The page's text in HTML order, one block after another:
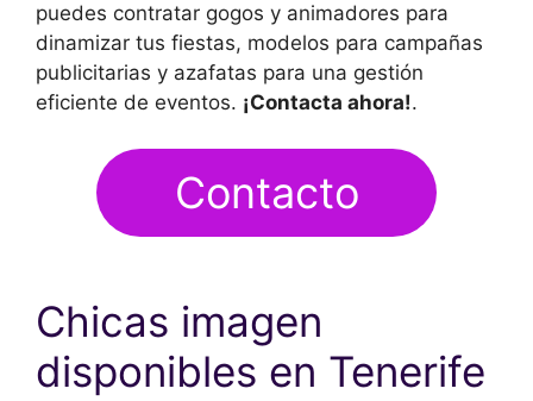
puedes contratar gogos y animadores para
dinamizar tus fiestas, modelos para campañas
publicitarias y azafatas para una gestión
eficiente de eventos. ¡Contacta ahora!.
Contacto
Chicas imagen
disponibles en Tenerife